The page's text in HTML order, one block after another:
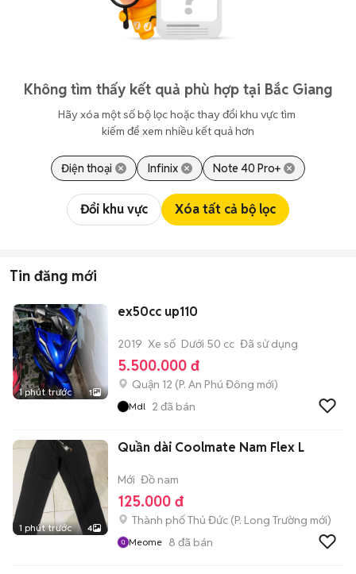
Không tìm thấy kết quả phù hợp tại Bắc Giang
Hãy xóa một số bộ lọc hoặc thay đổi khu vực tìm
kiếm để xem nhiều kết quả hơn
Điện thoại Infinix Note 40 Pro+
Đổi khu vực Xóa tất cả bộ lọc
Tin đăng mới
1 phút trước 1
ex50cc up110
2019 Xe số Dưới 50 cc Đã sử dụng
5.500.000 đ
Quận 12 (P. An Phú Đông mới)
Mdl 2 đã bán
1 phút trước 4
Quần dài Coolmate Nam Flex L
Mới Đồ nam
125.000 đ
Thành phố Thủ Đức (P. Long Trường mới)
Meome 8 đã bán